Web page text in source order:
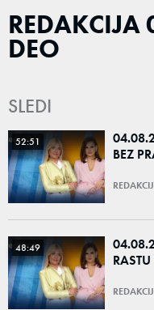
DEO
SLEDI
52:51
BEZ
48:49
RASTU